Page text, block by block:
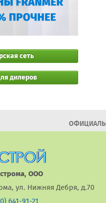
сеть
дилеров
ООО
ул. Нижняя Дебря, д.70
641-91-21